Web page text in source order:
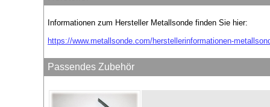
Informationen zum Hersteller Metallsonde finden Sie hier:
https://www.metallsonde.com/herstellerinformationen-
Passendes Zubehör